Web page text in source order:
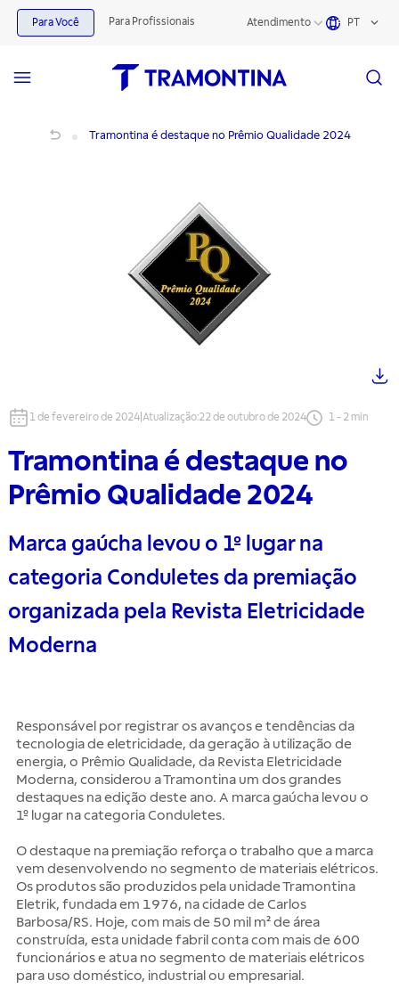
Para Você Para Profissionais Atendimento PT
Tramontina é destaque no Prêmio Qualidade 2024
1 de fevereiro de 2024 Atualização:22 de outubro de 2024 1- 2 min
Tramontina é destaque no
Prêmio Qualidade 2024
Marca gaúcha levou o 1º lugar na
categoria Conduletes da premiação
organizada pela Revista Eletricidade
Moderna
Responsável por registrar os avanços e tendências da
tecnologia de eletricidade, da geração à utilização de
energia, o Prêmio Qualidade, da Revista Eletricidade
Moderna, considerou a Tramontina um dos grandes
destaques na edição deste ano. A marca gaúcha levou o
1º lugar na categoria Conduletes.
O destaque na premiação reforça o trabalho que a marca
vem desenvolvendo no segmento de materiais elétricos.
Os produtos são produzidos pela unidade Tramontina
Eletrik, fundada em 1976, na cidade de Carlos
Barbosa/RS. Hoje, com mais de 50 mil m² de área
construída, esta unidade fabril conta com mais de 600
funcionários e atua no segmento de materiais elétricos
para uso doméstico, industrial ou empresarial.